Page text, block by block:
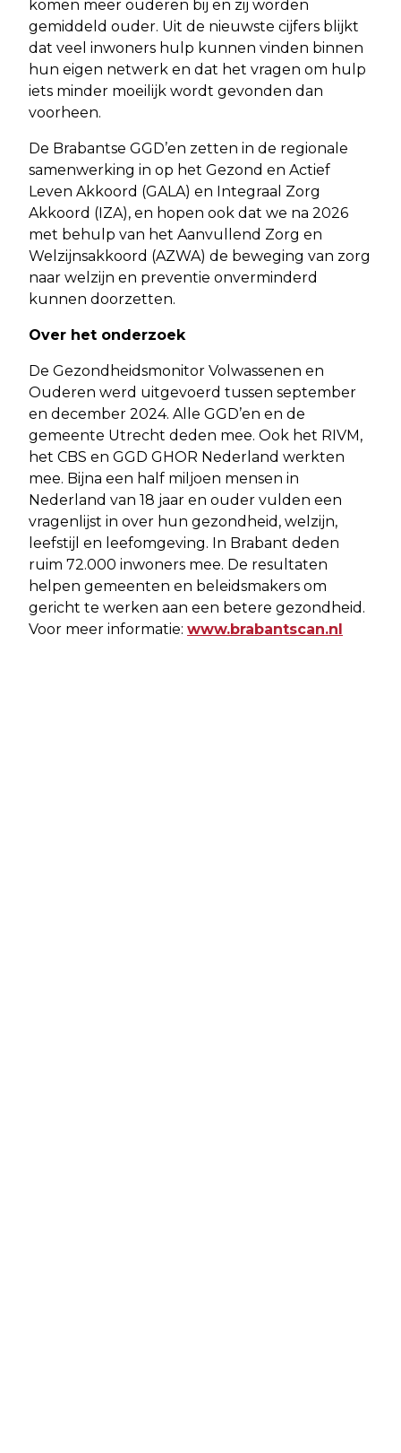
komen meer ouderen bij en zij worden
gemiddeld ouder. Uit de nieuwste cijfers blijkt
dat veel inwoners hulp kunnen vinden binnen
hun eigen netwerk en dat het vragen om hulp
iets minder moeilijk wordt gevonden dan
voorheen.
De Brabantse GGD’en zetten in de regionale
samenwerking in op het Gezond en Actief
Leven Akkoord (GALA) en Integraal Zorg
Akkoord (IZA), en hopen ook dat we na 2026
met behulp van het Aanvullend Zorg en
Welzijnsakkoord (AZWA) de beweging van zorg
naar welzijn en preventie onverminderd
kunnen doorzetten.
Over het onderzoek
De Gezondheidsmonitor Volwassenen en
Ouderen werd uitgevoerd tussen september
en december 2024. Alle GGD’en en de
gemeente Utrecht deden mee. Ook het RIVM,
het CBS en GGD GHOR Nederland werkten
mee. Bijna een half miljoen mensen in
Nederland van 18 jaar en ouder vulden een
vragenlijst in over hun gezondheid, welzijn,
leefstijl en leefomgeving. In Brabant deden
ruim 72.000 inwoners mee. De resultaten
helpen gemeenten en beleidsmakers om
gericht te werken aan een betere gezondheid.
Voor meer informatie: www.brabantscan.nl